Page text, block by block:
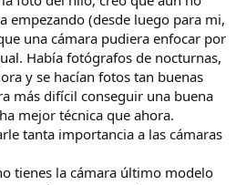
competencial con otras marcas.
que requiere un esfuerzo
el encuadre, las luces... Pero es
simple polaroid, o casi cualquier
una Olympus de verdad.
que cada uno se sienta orgulloso
y afin con este sistema, donde hay
nitidez por parte de la camara y
parte del fotografo que, en parte a
empezando (desde luego para mi,
una cámara pudiera enfocar por
Había fotógrafos de nocturnas,
y se hacían fotos tan buenas
más difícil conseguir una buena
mejor técnica que ahora.
tanta importancia a las cámaras
tienes la cámara último modelo